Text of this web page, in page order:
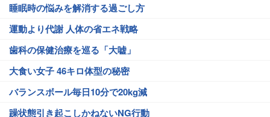
睡眠時の悩みを解消する過ごし方
運動より代謝 人体の省エネ戦略
歯科の保健治療を巡る「大嘘」
大食い女子 46キロ体型の秘密
バランスボール毎日10分で20kg減
躁状態引き起こしかねないNG行動